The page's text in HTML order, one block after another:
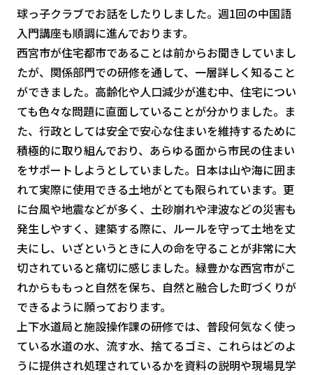
球っ子クラブでお話をしたりしました。週1回の中国語
入門講座も順調に進んでおります。
西宮市が住宅都市であることは前からお聞きしていまし
たが、関係部門での研修を通して、一層詳しく知ること
ができました。高齢化や人口減少が進む中、住宅につい
ても色々な問題に直面していることが分かりました。ま
た、行政としては安全で安心な住まいを維持するために
積極的に取り組んでおり、あらゆる面から市民の住まい
をサポートしようとしていました。日本は山や海に囲ま
れて実際に使用できる土地がとても限られています。更
に台風や地震などが多く、土砂崩れや津波などの災害も
発生しやすく、建築する際に、ルールを守って土地を丈
夫にし、いざというときに人の命を守ることが非常に大
切されていると痛切に感じました。緑豊かな西宮市がこ
れからももっと自然を保ち、自然と融合した町づくりが
できるように願っております。
上下水道局と施設操作課の研修では、普段何気なく使っ
ている水道の水、流す水、捨てるゴミ、これらはどのよ
うに提供され処理されているかを資料の説明や現場見学